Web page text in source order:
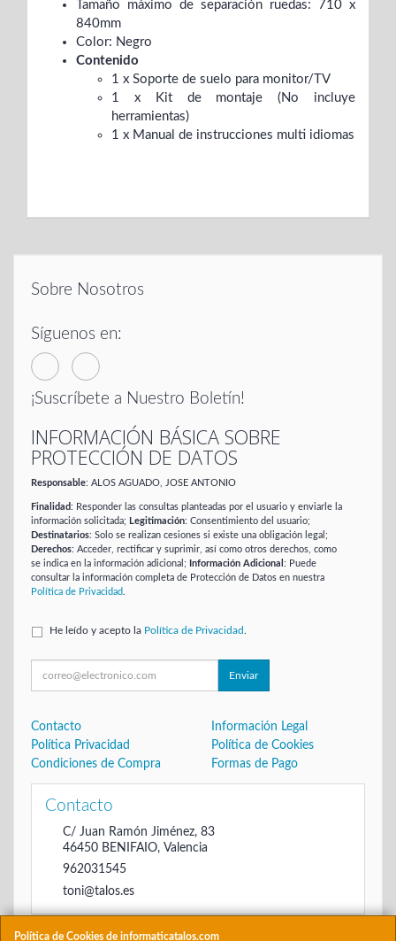
Tamaño máximo de separación ruedas: 710 x
840mm
Color: Negro
Contenido
1 x Soporte de suelo para monitor/TV
1 x Kit de montaje (No incluye
herramientas)
1 x Manual de instrucciones multi idiomas
Política de Cookies de informaticatalos.com
Sobre Nosotros
Síguenos en:
¡Suscríbete a Nuestro Boletín!
INFORMACIÓN BÁSICA SOBRE
PROTECCIÓN DE DATOS
Responsable: ALOS AGUADO, JOSE ANTONIO
Finalidad: Responder las consultas planteadas por el usuario y enviarle la
información solicitada; Legitimación: Consentimiento del usuario;
Destinatarios: Solo se realizan cesiones si existe una obligación legal;
Derechos: Acceder, rectificar y suprimir, así como otros derechos, como
se indica en la información adicional;
Información Adicional : Puede
consultar la información completa de Protección de Datos en nuestra
Política de Privacidad
He leído y acepto la Política de Privacidad
Enviar
Contacto
Información Legal
Política Privacidad
Política de Cookies
Condiciones de Compra
Formas de Pago
Contacto
C/ Juan Ramón Jiménez, 83
46450 BENIFAIO, Valencia
962031545
toni@talos.es